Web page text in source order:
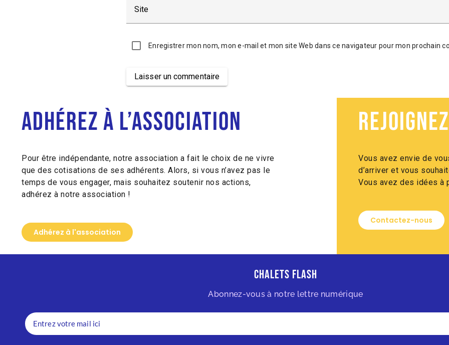
Site
Enregistrer mon nom, mon e-mail et mon site Web dans ce navigateur pour mon prochain
Laisser un commentaire
Adhérez à l’association
Pour être indépendante, notre association a fait le choix de ne vivre
que des cotisations de ses adhérents. Alors, si vous n’avez pas le
temps de vous engager, mais souhaitez soutenir nos actions,
adhérez à notre association !
Adhérez à l'association
Vous avez envie de
d’arriver et vous
Vous avez des idées à
Contactez-nous
Chalets Flash
Abonnez-vous à notre lettre numérique